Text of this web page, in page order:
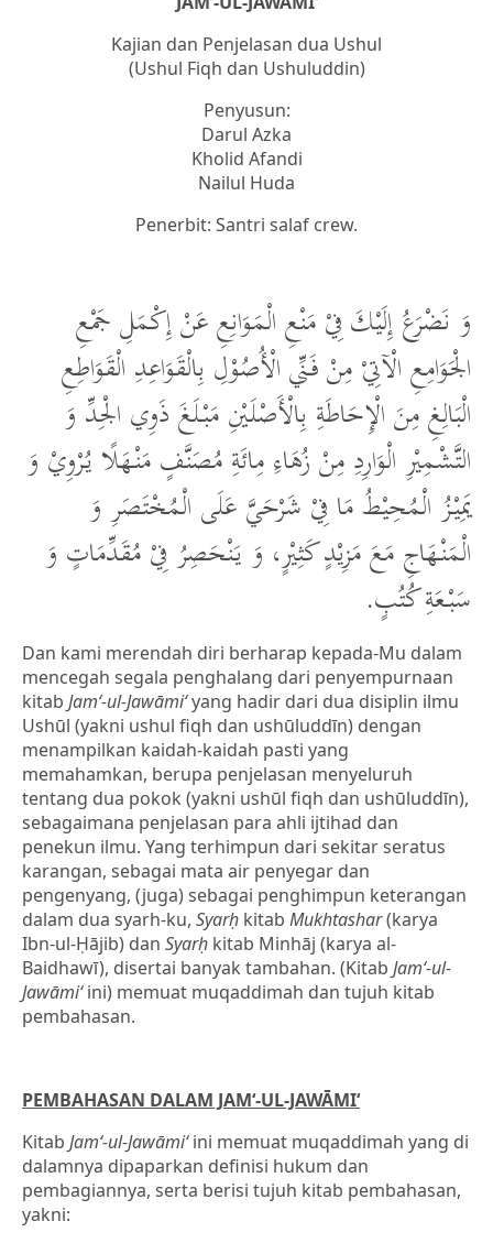
Kajian dan Penjelasan dua Ushul
(Ushul Fiqh dan Ushuluddin)
Penyusun:
Darul Azka
Kholid Afandi
Nailul Huda
Penerbit: Santri salaf crew.
وَ نَضْرَعُ إِلَيْكَ فِيْ مَنْعِ الْمَوَانِعِ عَنْ إِكْمَلِ جَمْعِ
الْجَوَامِعِ الْآتِيْ مِنْ فَنِّي الْأُصُوْلِ بِالْقَوَاعِدِ الْقَوَاطِعِ
الْبَالِغِ مِنَ الْإِحَاطَةِ بِالْأَصْلَيْنِ مَبْلَغَ ذَوِي الْجِدِّ وَ
التَّشْمِيْرِ الْوَارِدِ مِنْ زُهَاءِ مِائَةِ مُصَنَّفٍ مَنْهَلًا يُرْوِيْ وَ
يَمِيْزُ الْمُحِيْطُ مَا فِيْ شَرْحَيَّ عَلَى الْمُخْتَصَرِ وَ
الْمَنْهَاجِ مَعَ مَزِيْدٍ كَثِيْرٍ، وَ يَنْحَصِرُ فِيْ مُقَدِّمَاتٍ وَ
سَبْعَةِ كُتُبٍ.
Dan kami merendah diri berharap kepada-Mu dalam
mencegah segala penghalang dari penyempurnaan
kitab Jam‘-ul-Jawāmi‘yang hadir dari dua disiplin ilmu
Ushūl (yakni ushul fiqh dan ushūluddīn) dengan
menampilkan kaidah-kaidah pasti yang
memahamkan, berupa penjelasan menyeluruh
tentang dua pokok (yakni ushūl fiqh dan ushūluddīn),
sebagaimana penjelasan para ahli ijtihad dan
penekun ilmu. Yang terhimpun dari sekitar seratus
karangan, sebagai mata air penyegar dan
pengenyang, (juga) sebagai penghimpun keterangan
dalam dua syarh-ku, Syarḥ kitab Mukhtashar(karya
Ibn-ul-Ḥājib) dan Syarḥ kitab Minhāj (karya al-
Baidhawī), disertai banyak tambahan. (Kitab Jam‘-ul-
Jawāmi‘ini) memuat muqaddimah dan tujuh kitab
pembahasan.
PEMBAHASAN DALAM JAM‘-UL-JAWĀMI‘
Kitab Jam‘-ul-Jawāmi‘ini memuat muqaddimah yang di
dalamnya dipaparkan definisi hukum dan
pembagiannya, serta berisi tujuh kitab pembahasan,
yakni: